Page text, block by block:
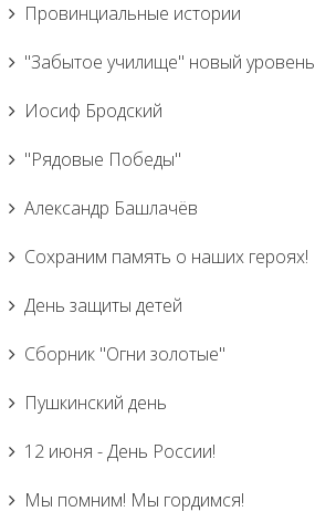
Провинциальные истории
"Забытое училище" новый уровень
Иосиф Бродский
"Рядовые Победы"
Александр Башлачёв
Сохраним память о наших героях!
День защиты детей
Сборник "Огни золотые"
Пушкинский день
12 июня - День России!
Мы помним! Мы гордимся!